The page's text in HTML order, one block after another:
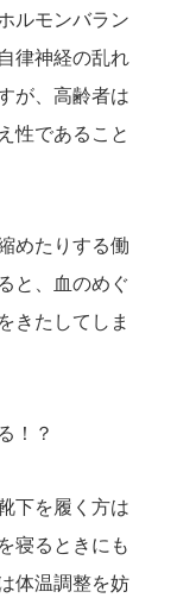
ルモンバラン
律神経の乱れ
が、高齢者は
性であること
めたりする働
と、血のめぐ
きたしてしま
！？
下を履く方は
寝るときにも
体温調整を妨